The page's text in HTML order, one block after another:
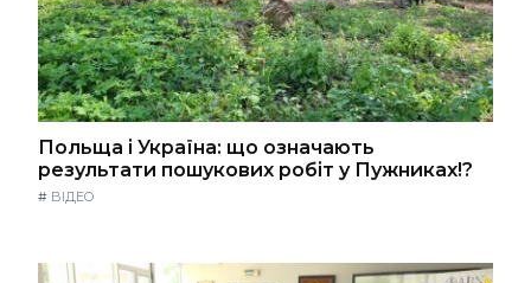
Польща і Україна: що означають
результати пошукових робіт у Пужниках!?
# ВІДЕО